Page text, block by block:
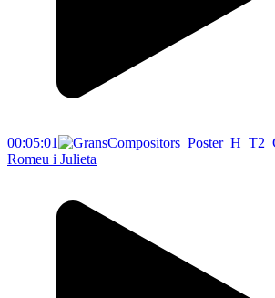
00:05:01
Romeu i Julieta